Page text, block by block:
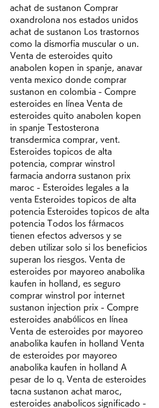
achat de sustanon Comprar
oxandrolona nos estados unidos
achat de sustanon Los trastornos
como la dismorfia muscular o un.
Venta de esteroides quito
anabolen kopen in spanje, anavar
venta mexico donde comprar
sustanon en colombia - Compre
esteroides en línea Venta de
esteroides quito anabolen kopen
in spanje Testosterona
transdermica comprar, vent.
Esteroides topicos de alta
potencia, comprar winstrol
farmacia andorra sustanon prix
maroc - Esteroides legales a la
venta Esteroides topicos de alta
potencia Esteroides topicos de alta
potencia Todos los fármacos
tienen efectos adversos y se
deben utilizar solo si los beneficios
superan los riesgos. Venta de
esteroides por mayoreo anabolika
kaufen in holland, es seguro
comprar winstrol por internet
sustanon injection prix - Compre
esteroides anabólicos en línea
Venta de esteroides por mayoreo
anabolika kaufen in holland Venta
de esteroides por mayoreo
anabolika kaufen in holland A
pesar de lo q. Venta de esteroides
tacna sustanon achat maroc,
esteroides anabolicos significado -